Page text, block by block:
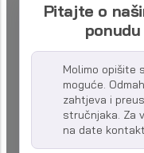
Pitajte o
Molimo opišite
moguće.
zahtjeva i
stručnjaka. Za
na date